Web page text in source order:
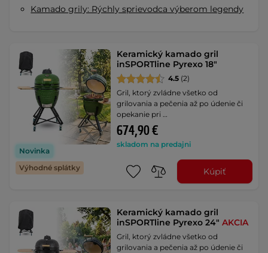
Kamado grily: Rýchly sprievodca výberom legendy
Novinka
Výhodné splátky
Keramický kamado gril
inSPORTline Pyrexo 18"
4.5 (2)
Gril, ktorý zvládne všetko od
grilovania a pečenia až po údenie či
opekanie pri …
674,90 €
skladom na predajni
Kúpiť
Keramický kamado gril
inSPORTline Pyrexo 24"AKCIA
Gril, ktorý zvládne všetko od
grilovania a pečenia až po údenie či